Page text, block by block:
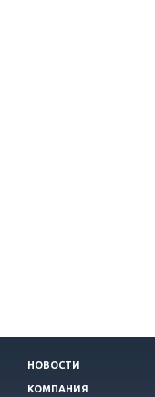
НОВОСТИ
КОМПАНИЯ